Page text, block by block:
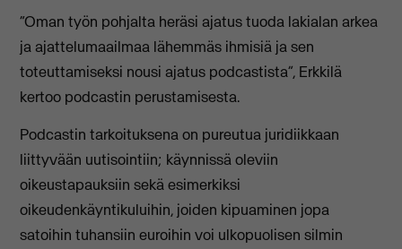
“Oman työn pohjalta heräsi ajatus tuoda lakialan arkea
ja ajattelumaailmaa lähemmäs ihmisiä ja sen
toteuttamiseksi nousi ajatus podcastista”, Erkkilä
kertoo podcastin perustamisesta.
Podcastin tarkoituksena on pureutua juridiikkaan
liittyvään uutisointiin; käynnissä oleviin
oikeustapauksiin sekä esimerkiksi
oikeudenkäyntikuluihin, joiden kipuaminen jopa
satoihin tuhansiin euroihin voi ulkopuolisen silmin